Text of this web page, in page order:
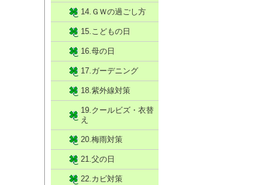
14.ＧＷの過ごし方
15.こどもの日
16.母の日
17.ガーデニング
18.紫外線対策
19.クールビズ・衣替
え
20.梅雨対策
21.父の日
22.カビ対策